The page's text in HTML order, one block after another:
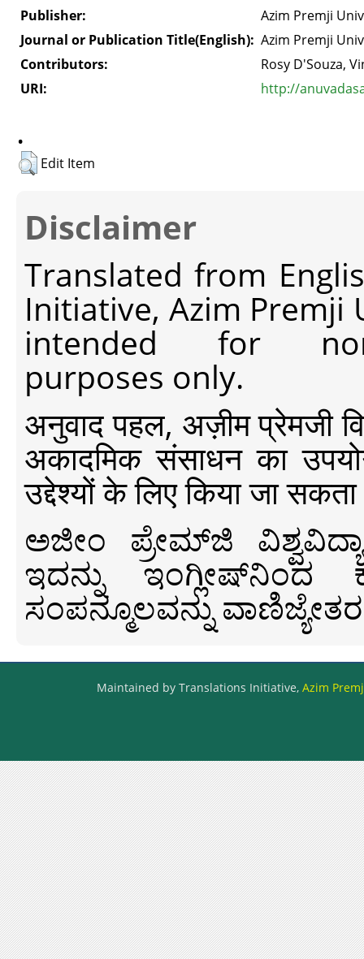
Publisher:
Azim Premji
Journal or Publication Title(English): Azim Premji
Contributors:
Rosy D'Souza,
URI:
http://
.
Edit Item
Disclaimer
Translated from
Initiative, Azim Premji
intended for non-
purposes only.
अनुवाद पहल, अज़ीम प्रेमजी
अकादमिक संसाधन का
उद्देश्यों के लिए किया जा
ಅಜೀಂ ಪ್ರೇಮ್‍ಜಿ
ಇದನ್ನು ಇಂಗ್ಲೀಷ್‍ನಿಂದ
ಸಂಪನ್ಮೂಲವನ್ನು
Maintained by Translations Initiative, Azim